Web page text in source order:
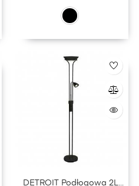
DETROIT Podłogowa 2L